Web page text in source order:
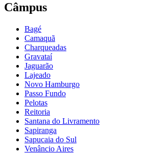
Câmpus
Bagé
Camaquã
Charqueadas
Gravataí
Jaguarão
Lajeado
Novo Hamburgo
Passo Fundo
Pelotas
Reitoria
Santana do Livramento
Sapiranga
Sapucaia do Sul
Venâncio Aires